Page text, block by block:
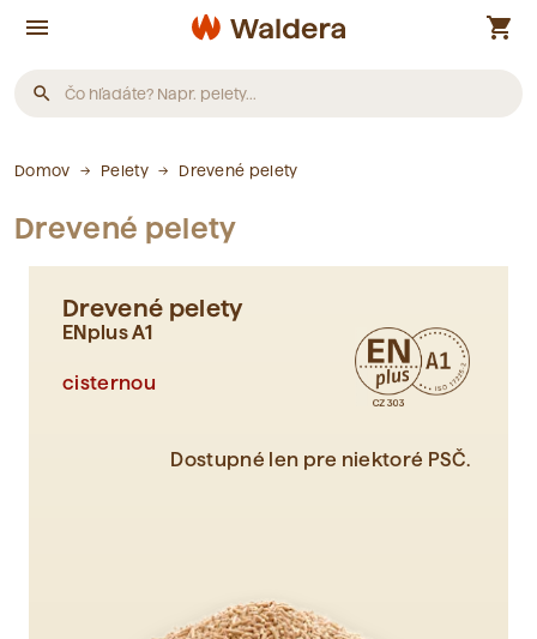
menu shopping_cart
search
Produkty
Neboli nájdené žiadne produkty.
Články
Neboli nájdené žiadne články.
Slovník pojmov
Zobraziť všetko
Domov Pelety Drevené pelety
Drevené pelety
Drevené pelety
ENplus A1
cisternou
Dostupné len pre niektoré PSČ.